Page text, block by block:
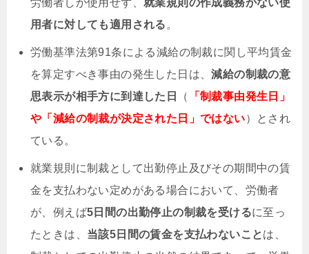
労働者しか使用せず、 就業規則の作成義務がない使
用者に対しても適用される 。
労働基準法第91条による減給の制裁に関し平均賃金
を算定すべき事由の発生した日は、減給の制裁の意
思表示が相手方に到達した日
（ 「制裁事由発生日」
や「減給の制裁が決定された日」ではない）とされ
ている。
就業規則に制裁として出勤停止及びその期間中の賃
金を支払わない定めがある場合において、労働者
が、例えば5日間の出勤停止の制裁を受けるに至っ
たときは、 当該5日間の賃金を支払わないことは、